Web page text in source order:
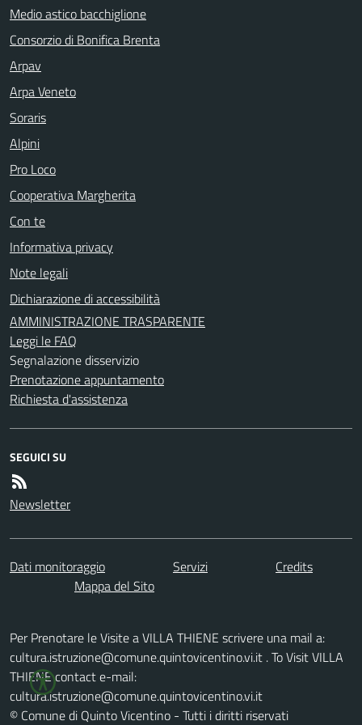
Medio astico bacchiglione
Consorzio di Bonifica Brenta
Arpav
Arpa Veneto
Soraris
Alpini
Pro Loco
Cooperativa Margherita
Con te
Informativa privacy
Note legali
Dichiarazione di accessibilità
AMMINISTRAZIONE TRASPARENTE
Leggi le FAQ
Segnalazione disservizio
Prenotazione appuntamento
Richiesta d'assistenza
SEGUICI SU
Newsletter
Dati monitoraggio Servizi
Credits
Mappa del Sito
Per Prenotare le Visite a VILLA THIENE scrivere una mail a:
cultura.istruzione@comune.quintovicentino.vi.it . To Visit VILLA
THIENE contact e-mail:
cultura.istruzione@comune.quintovicentino.vi.it
© Comune di Quinto Vicentino - Tutti i diritti riservati